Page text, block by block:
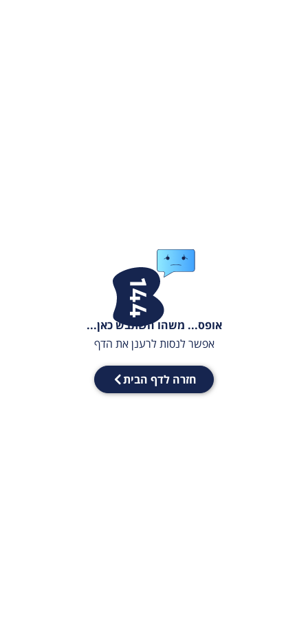
אופס... משהו השתבש כאן...
אפשר לנסות לרענן את הדף
חזרה לדף הבית